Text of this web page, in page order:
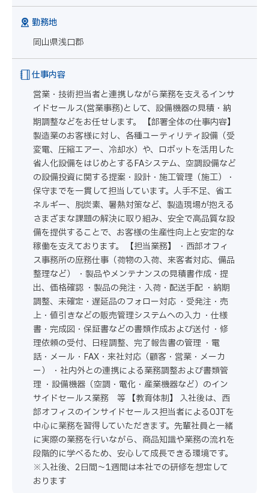
勤務地
岡山県浅口郡
仕事内容
営業・技術担当者と連携しながら業務を支えるインサ
イドセールス(営業事務)として、設備機器の見積・納
期調整などをお任せします。 【部署全体の仕事内容】
製造業のお客様に対し、各種ユーティリティ設備（受
変電、圧縮エアー、冷却水）や、ロボットを活用した
省人化設備をはじめとするFAシステム、空調設備など
の設備投資に関する提案・設計・施工管理（施工）・
保守までを一貫して担当しています。人手不足、省エ
ネルギー、脱炭素、暑熱対策など、製造現場が抱える
さまざまな課題の解決に取り組み、安全で高品質な設
備を提供することで、お客様の生産性向上と安定的な
稼働を支えております。 【担当業務】 ・西部オフィ
ス事務所の庶務仕事（荷物の入荷、来客者対応、備品
整理など） ・製品やメンテナンスの見積書作成・提
出、価格確認 ・製品の発注・入荷・配送手配 ・納期
調整、未確定・遅延品のフォロー対応 ・受発注・売
上・値引きなどの販売管理システムへの入力 ・仕様
書・完成図・保証書などの書類作成および送付 ・修
理依頼の受付、日程調整、完了報告書の管理 ・電
話・メール・FAX・来社対応（顧客・営業・メーカ
ー） ・社内外との連携による業務調整および書類管
理 ・設備機器（空調・電化・産業機器など）のイン
サイドセールス業務 等 【教育体制】 入社後は、西
部オフィスのインサイドセールス担当者によるOJTを
中心に業務を習得していただきます。先輩社員と一緒
に実際の業務を行いながら、商品知識や業務の流れを
段階的に学べるため、安心して成長できる環境です。
※入社後、2日間～1週間は本社での研修を想定して
おります